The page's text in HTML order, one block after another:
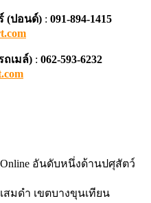
(ปอนด์) : 091-894-1415
ถเมล์) : 062-593-6232
อันดับหนึ่งด้านปศุสัตว์
สมดำ เขตบางขุนเทียน